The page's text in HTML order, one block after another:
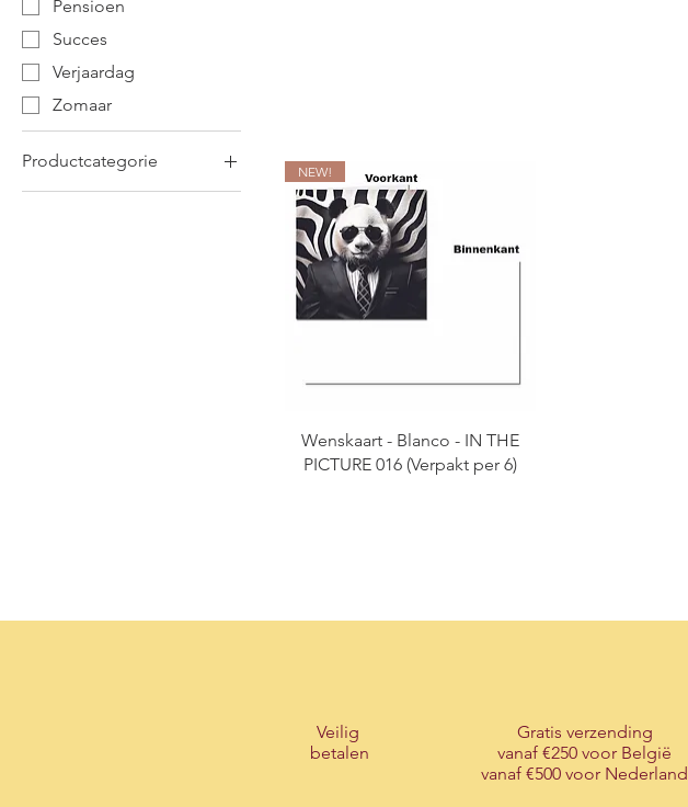
Pensioen
Succes
Verjaardag
Zomaar
Productcategorie
NEW!
Wenskaart - Blanco - IN THE
PICTURE 016 (Verpakt per 6)
Veilig
betalen
Gratis verzending
vanaf €250 voor België
vanaf €500 voor Nederland